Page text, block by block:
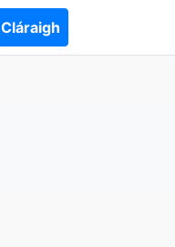
Cláraigh